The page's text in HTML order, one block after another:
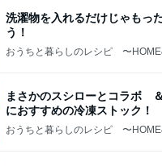
洗濯物を入れるだけじゃもっ
う！
おうちと暮らしのレシピ 〜
まさかのスシローとコラボ
におすすめの冷凍ストック！
おうちと暮らしのレシピ 〜